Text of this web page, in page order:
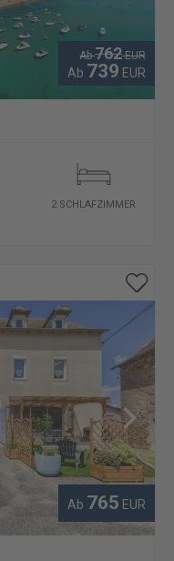
Ab762 EUR
Ab 739 EUR
2 SCHLAFZIMMER
Ab 765 EUR